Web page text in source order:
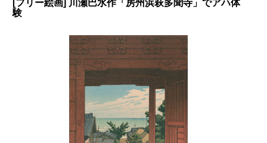
[フリー絵画] 川瀬巴水作「房州浜萩多聞寺」でアハ体
験